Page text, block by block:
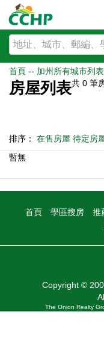
首頁 -- 加州所有城市列表
房屋列表共 0 筆
排序： 在售房屋 待定房
暫無
首頁 學區搜房 推
Copyright ©
The Onion Realty